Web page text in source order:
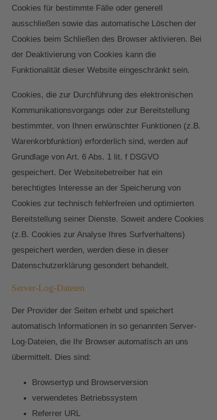
Cookies für bestimmte Fälle oder generell
ausschließen sowie das automatische Löschen der
Cookies beim Schließen des Browser aktivieren. Bei
der Deaktivierung von Cookies kann die
Funktionalität dieser Website eingeschränkt sein.
Cookies, die zur Durchführung des elektronischen
Kommunikationsvorgangs oder zur Bereitstellung
bestimmter, von Ihnen erwünschter Funktionen (z.B.
Warenkorbfunktion) erforderlich sind, werden auf
Grundlage von Art. 6 Abs. 1 lit. f DSGVO
gespeichert. Der Websitebetreiber hat ein
berechtigtes Interesse an der Speicherung von
Cookies zur technisch fehlerfreien und optimierten
Bereitstellung seiner Dienste. Soweit andere Cookies
(z.B. Cookies zur Analyse Ihres Surfverhaltens)
gespeichert werden, werden diese in dieser
Datenschutzerklärung gesondert behandelt.
Server-Log-Dateien
Der Provider der Seiten erhebt und speichert
automatisch Informationen in so genannten Server-
Log-Dateien, die Ihr Browser automatisch an uns
übermittelt. Dies sind:
Browsertyp und Browserversion
verwendetes Betriebssystem
Referrer URL